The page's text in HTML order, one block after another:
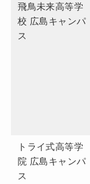
飛鳥未来高等学
校 広島キャンパ
ス
トライ式高等学
院 広島キャンパ
ス